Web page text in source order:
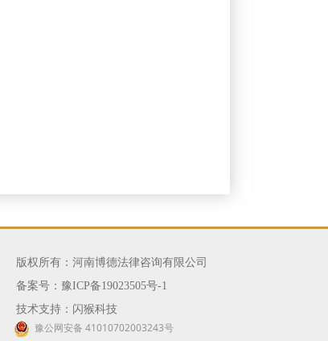
版权所有：河南博德法律咨询有限公司
备案号： 豫ICP备19023505号-1
技术支持：闪猴科技
豫公网安备 41010702003243号